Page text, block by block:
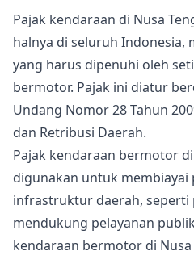
Pajak kendaraan di Nusa
halnya di seluruh Indonesia,
yang harus dipenuhi oleh
bermotor. Pajak ini diatur
Undang Nomor 28 Tahun
dan Retribusi Daerah.
Pajak kendaraan bermotor
digunakan untuk membiayai
infrastruktur daerah, seperti
mendukung pelayanan
kendaraan bermotor di